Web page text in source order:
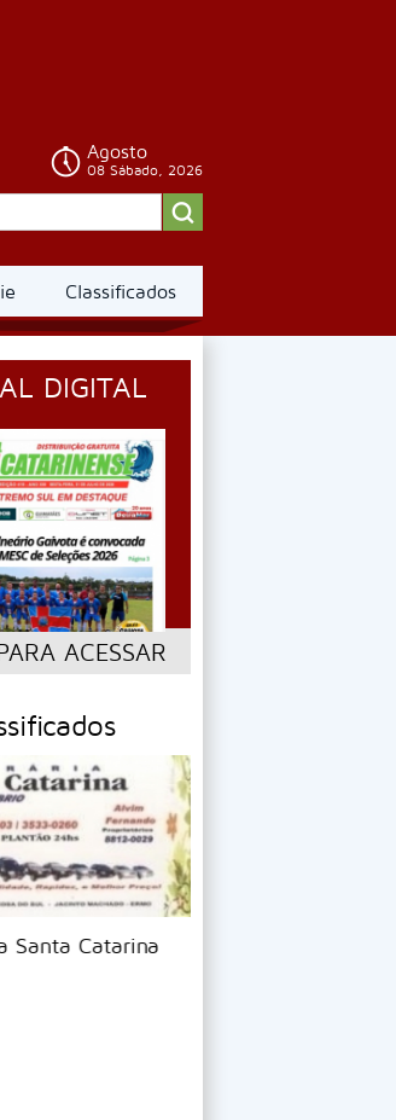
Agosto
08 Sábado, 2026
Classificados
DIGITAL
ACESSAR
Santa Catarina